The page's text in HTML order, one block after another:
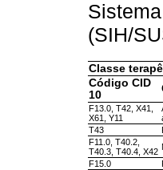
(SIH/
Classe
Código CID
10
F13.0, T42, X41,
X61, Y11
T43
F11.0, T40.2,
T40.3, T40.4, X42
F15.0